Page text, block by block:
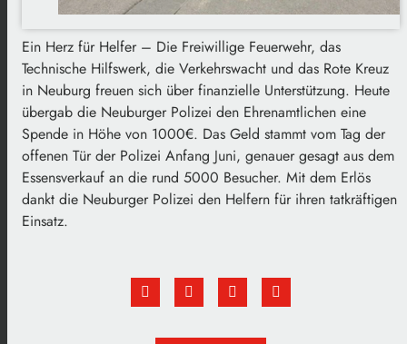
Ein Herz für Helfer – Die Freiwillige Feuerwehr, das
Technische Hilfswerk, die Verkehrswacht und das Rote Kreuz
in Neuburg freuen sich über finanzielle Unterstützung. Heute
übergab die Neuburger Polizei den Ehrenamtlichen eine
Spende in Höhe von 1000€. Das Geld stammt vom Tag der
offenen Tür der Polizei Anfang Juni, genauer gesagt aus dem
Essensverkauf an die rund 5000 Besucher. Mit dem Erlös
dankt die Neuburger Polizei den Helfern für ihren tatkräftigen
Einsatz.